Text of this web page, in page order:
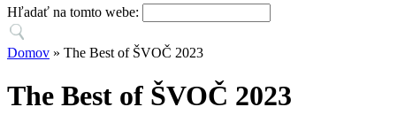
Hľadať na tomto webe:
Domov » The Best of ŠVOČ 2023
The Best of ŠVOČ 2023